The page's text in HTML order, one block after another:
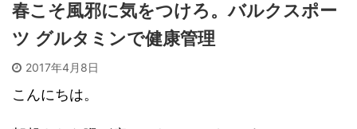
春こそ風邪に気をつけろ。バルクスポー
ツ グルタミンで健康管理
2017年4月8日
こんにちは。